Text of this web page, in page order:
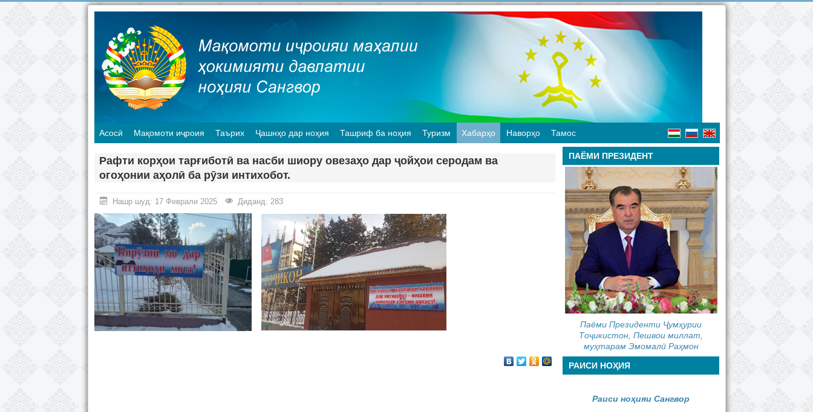
Асосӣ Мақомоти иҷроия Таърих Ҷашнҳо дар ноҳия Ташриф ба ноҳия Туризм Хабарҳо Наворҳо Тамос
Рафти корҳои тарғиботӣ ва насби шиору овезаҳо дар ҷойҳои серодам ва
огоҳонии аҳолӣ ба рӯзи интихобот.
Нашр шуд: 17 Феврали 2025 Диданд: 283
ПАЁМИ ПРЕЗИДЕНТ
Паёми Президенти Ҷумҳурии
Тоҷикистон, Пешвои миллат,
муҳтарам Эмомалӣ Раҳмон
РАИСИ НОҲИЯ
Раиси ноҳияи Сангвор